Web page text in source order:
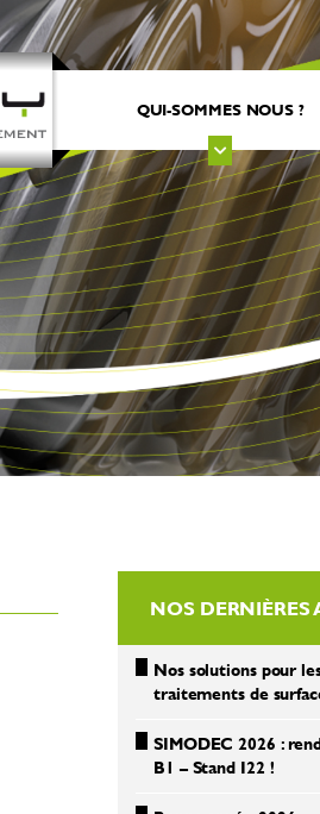
QUI-SOMMES NOUS ?
NOS
Nos solutions pour
traitements de
SIMODEC 2026 :
B1 – Stand I22 !